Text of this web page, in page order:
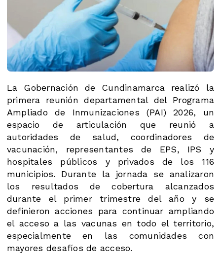
La Gobernación de Cundinamarca realizó la
primera reunión departamental del Programa
Ampliado de Inmunizaciones (PAI) 2026, un
espacio de articulación que reunió a
autoridades de salud, coordinadores de
vacunación, representantes de EPS, IPS y
hospitales públicos y privados de los 116
municipios. Durante la jornada se analizaron
los resultados de cobertura alcanzados
durante el primer trimestre del año y se
definieron acciones para continuar ampliando
el acceso a las vacunas en todo el territorio,
especialmente en las comunidades con
mayores desafíos de acceso.